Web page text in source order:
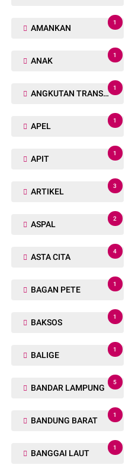
AMANKAN
1
ANAK
1
ANGKUTAN TRANSPORTASI
1
APEL
1
APIT
1
ARTIKEL
3
ASPAL
2
ASTA CITA
4
BAGAN PETE
1
BAKSOS
1
BALIGE
1
BANDAR LAMPUNG
5
BANDUNG BARAT
1
BANGGAI LAUT
1